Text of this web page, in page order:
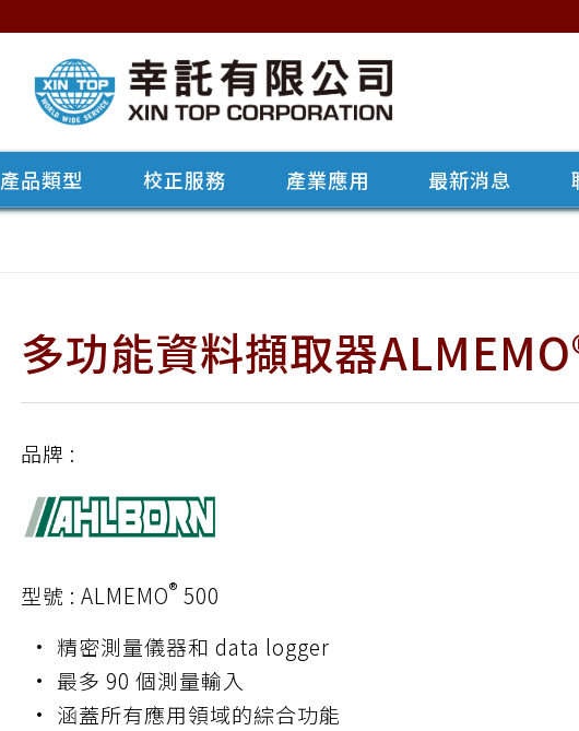
產品類型 校正服務 產業應用 最新消息
多功能資料擷取器
品牌 :
型號 : ALMEMO® 500
• 精密測量儀器和 data logger
• 最多 90 個測量輸入
• 涵蓋所有應用領域的綜合功能